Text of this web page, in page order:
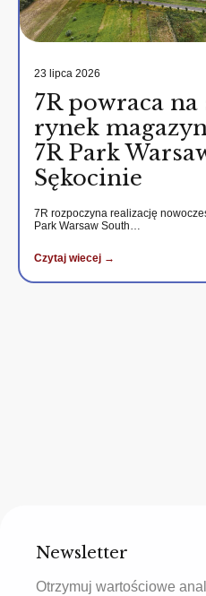
23 lipca 2026
7R powraca na
rynek
7R Park
Sękocinie
7R rozpoczyna realizację
Park Warsaw South…
Czytaj wiecej →
Newsletter
Otrzymuj wartościowe